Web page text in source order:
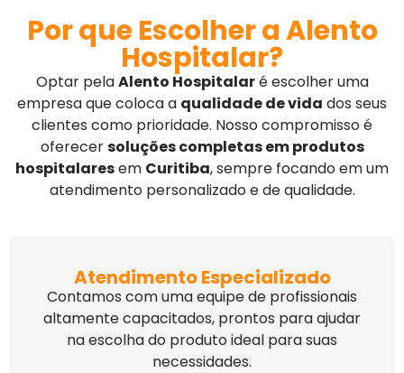
Por que Escolher a Alento
Hospitalar?
Optar pelaAlento Hospitalaré escolher uma
empresa que coloca a qualidade de vida dos seus
clientes como prioridade. Nosso compromisso é
oferecersoluções completas em produtos
hospitalaresem Curitiba, sempre focando em um
atendimento personalizado e de qualidade.
Atendimento Especializado
Contamos com uma equipe de profissionais
altamente capacitados, prontos para ajudar
na escolha do produto ideal para suas
necessidades.